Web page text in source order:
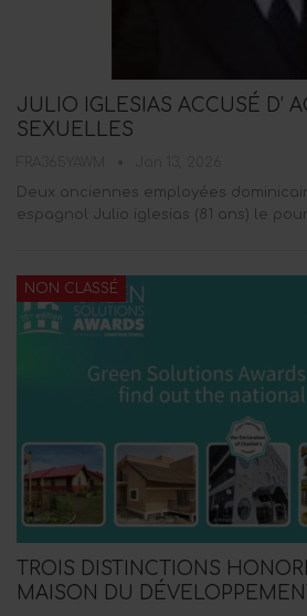
JULIO IGLESIAS ACCUSÉ D’
SEXUELLES
Deux anciennes employées
espagnol Julio iglesias (81 ans) le
NON CLASSÉ
TROIS DISTINCTIONS
MAISON DU